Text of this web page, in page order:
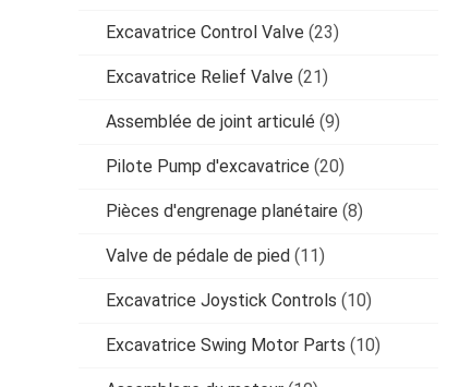
Excavatrice Control Valve (23)
Excavatrice Relief Valve (21)
Assemblée de joint articulé (9)
Pilote Pump d'excavatrice (20)
Pièces d'engrenage planétaire (8)
Valve de pédale de pied (11)
Excavatrice Joystick Controls (10)
Excavatrice Swing Motor Parts (10)